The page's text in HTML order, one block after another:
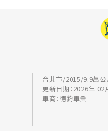
台北市/2015/9.9萬公
更新日期：2026年 02
車商：德鈞車業